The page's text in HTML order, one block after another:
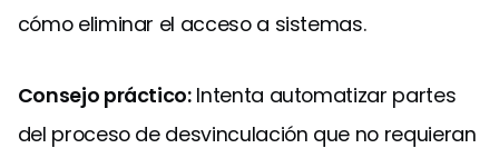
cómo eliminar el acceso a sistemas.
Consejo práctico:Intenta automatizar partes
del proceso de desvinculación que no requieran